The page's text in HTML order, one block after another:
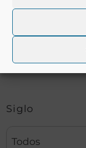
Autor
Siglo
Todos